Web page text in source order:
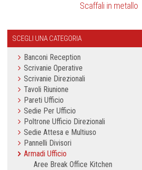
Scaffali in metallo
SCEGLI UNA CATEGORIA
Banconi Reception
Scrivanie Operative
Scrivanie Direzionali
Tavoli Riunione
Pareti Ufficio
Sedie Per Ufficio
Poltrone Ufficio Direzionali
Sedie Attesa e Multiuso
Pannelli Divisori
Armadi Ufficio
Aree Break Office Kitchen